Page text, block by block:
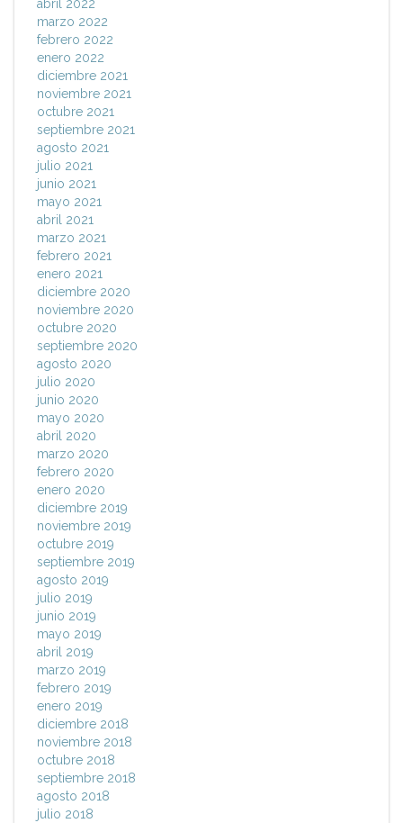
abril 2022
marzo 2022
febrero 2022
enero 2022
diciembre 2021
noviembre 2021
octubre 2021
septiembre 2021
agosto 2021
julio 2021
junio 2021
mayo 2021
abril 2021
marzo 2021
febrero 2021
enero 2021
diciembre 2020
noviembre 2020
octubre 2020
septiembre 2020
agosto 2020
julio 2020
junio 2020
mayo 2020
abril 2020
marzo 2020
febrero 2020
enero 2020
diciembre 2019
noviembre 2019
octubre 2019
septiembre 2019
agosto 2019
julio 2019
junio 2019
mayo 2019
abril 2019
marzo 2019
febrero 2019
enero 2019
diciembre 2018
noviembre 2018
octubre 2018
septiembre 2018
agosto 2018
julio 2018